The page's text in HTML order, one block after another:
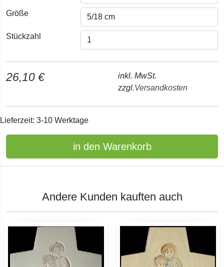
Größe
Stückzahl
26,10 €
inkl. MwSt.
zzgl.Versandkosten
Lieferzeit: 3-10 Werktage
in den Warenkorb
Andere Kunden kauften auch